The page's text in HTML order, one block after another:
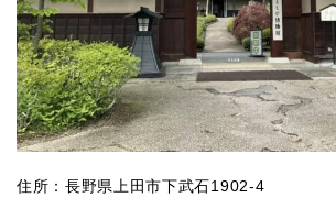
住所：長野県上田市下武石1902-4